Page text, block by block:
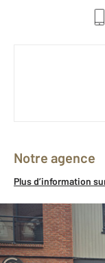
Notre agence
Plus d’information